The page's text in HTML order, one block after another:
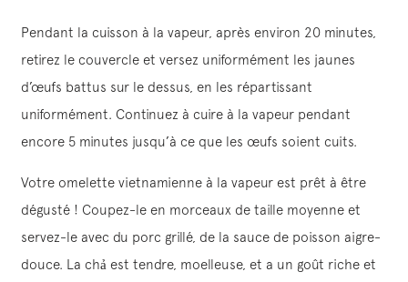
Pendant la cuisson à la vapeur, après environ 20 minutes,
retirez le couvercle et versez uniformément les jaunes
d’œufs battus sur le dessus, en les répartissant
uniformément. Continuez à cuire à la vapeur pendant
encore 5 minutes jusqu’à ce que les œufs soient cuits.
Votre omelette vietnamienne à la vapeur est prêt à être
dégusté ! Coupez-le en morceaux de taille moyenne et
servez-le avec du porc grillé, de la sauce de poisson aigre-
douce. La chả est tendre, moelleuse, et a un goût riche et